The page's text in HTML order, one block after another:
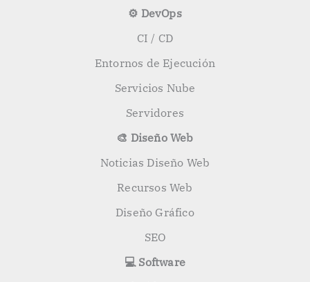
⚙️ DevOps
CI / CD
Entornos de Ejecución
Servicios Nube
Servidores
🎨 Diseño Web
Noticias Diseño Web
Recursos Web
Diseño Gráfico
SEO
💻 Software